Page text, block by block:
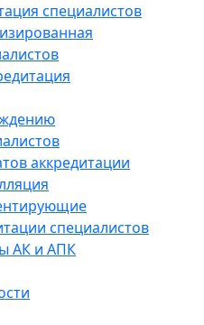
специалистов
аккредитации
специалистов
АК и АПК